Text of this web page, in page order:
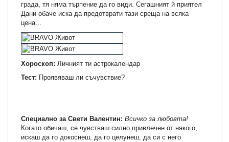
града, тя няма търпение да го види. Сегашният й приятел
Дани обаче иска да предотврати тази среща на всяка
цена...
Хороскоп: Личният ти астрокалендар
Тест: Проявяваш ли съчувствие?
Специално за Свети Валентин: Всичко за любовта!
Когато обичаш, се чувстваш силно привлечен от някого,
искаш да го докоснеш, да го целунеш, да си с него